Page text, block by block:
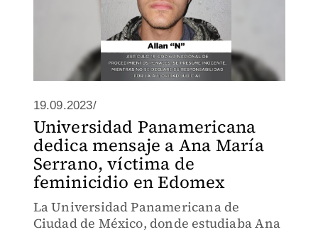
19.09.2023/
Universidad Panamericana
dedica mensaje a Ana María
Serrano, víctima de
feminicidio en Edomex
La Universidad Panamericana de
Ciudad de México, donde estudiaba Ana